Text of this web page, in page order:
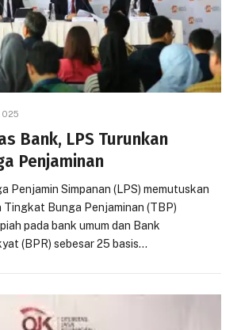
Bank, LPS Turunkan
Penjaminan
Penjamin Simpanan (LPS) memutuskan
Tingkat Bunga Penjaminan (TBP)
pada bank umum dan Bank
(BPR) sebesar 25 basis…